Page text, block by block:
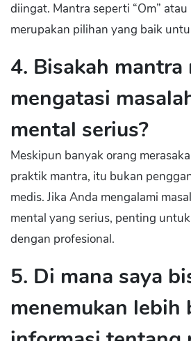
diingat. Mantra seperti “Om” atau
merupakan pilihan yang baik
4. Bisakah
mengatasi
mental serius?
Meskipun banyak orang
praktik mantra, itu bukan
medis. Jika Anda mengalami
mental yang serius, penting
dengan profesional.
5. Di mana saya
menemukan lebih